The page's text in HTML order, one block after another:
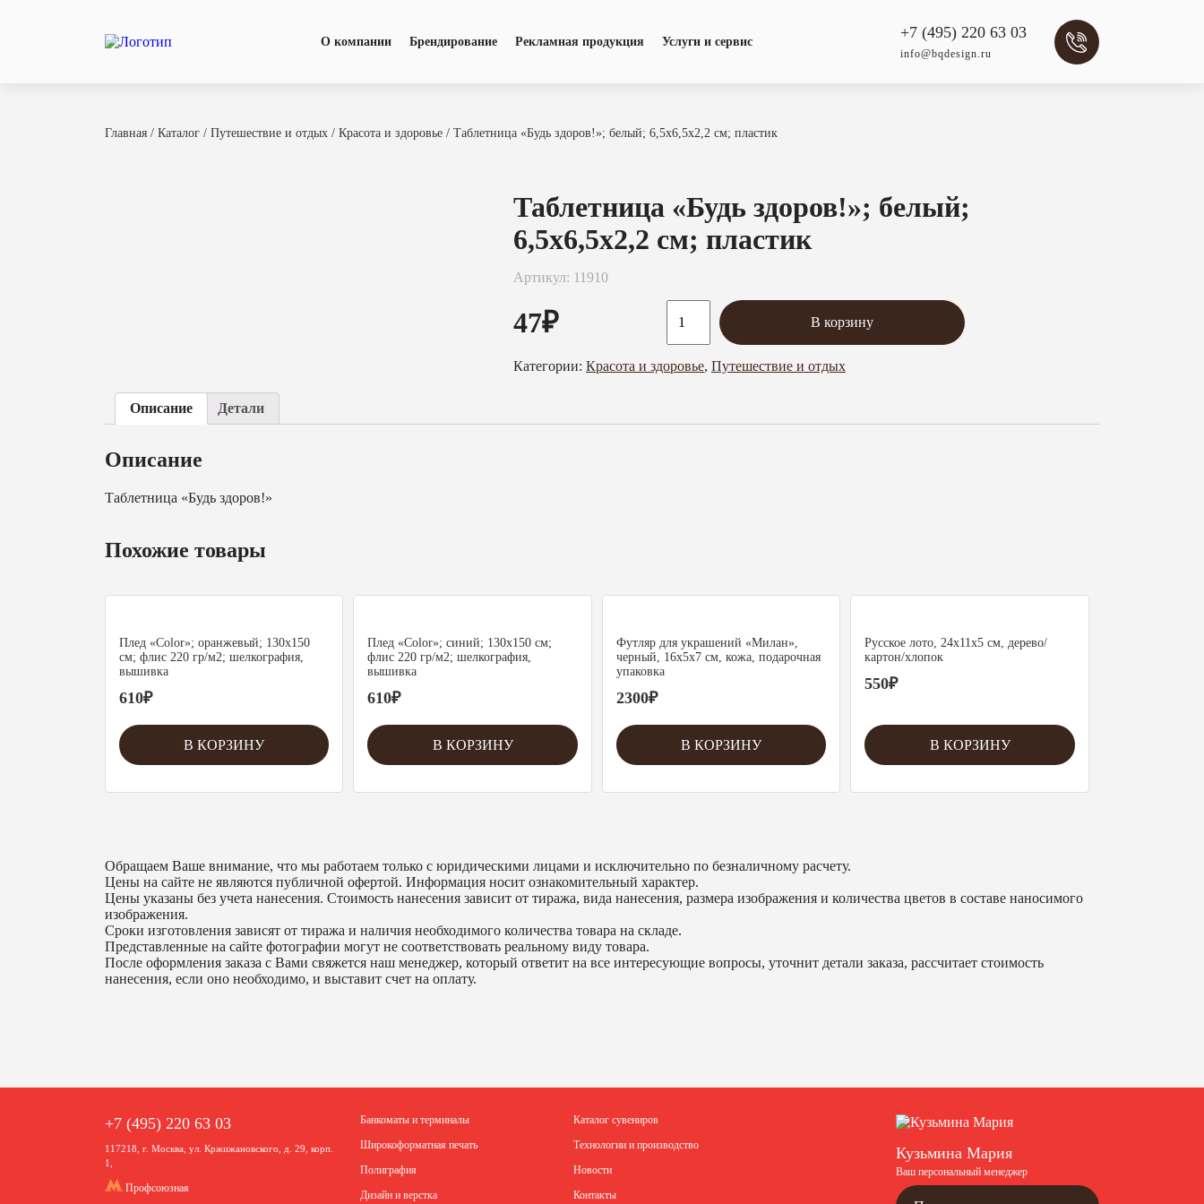
О компании Брендирование Рекламная продукция Услуги и сервис
+7 (495) 220 63 03
info@bqdesign.ru
Главная / Каталог / Путешествие и отдых / Красота и здоровье / Таблетница «Будь здоров!»; белый; 6,5х6,5х2,2 см; пластик
Таблетница «Будь здоров!»; белый;
6,5х6,5х2,2 см; пластик
Артикул: 11910
47₽ В корзину
Категории: Красота и здоровье, Путешествие и отдых
Описание Детали
Описание
Таблетница «Будь здоров!»
Похожие товары
Плед «Color»; оранжевый; 130х150
см; флис 220 гр/м2; шелкография,
вышивка
610₽
В КОРЗИНУ
Плед «Color»; синий; 130х150 см;
флис 220 гр/м2; шелкография,
вышивка
610₽
В КОРЗИНУ
Футляр для украшений «Милан»,
черный, 16х5х7 см, кожа, подарочная
упаковка
2300₽
В КОРЗИНУ
Русское лото, 24х11х5 см, дерево/
картон/хлопок
550₽
В КОРЗИНУ
Обращаем Ваше внимание, что мы работаем только с юридическими лицами и исключительно по безналичному расчету.
Цены на сайте не являются публичной офертой. Информация носит ознакомительный характер.
Цены указаны без учета нанесения. Стоимость нанесения зависит от тиража, вида нанесения, размера изображения и количества цветов в составе наносимого
изображения.
Сроки изготовления зависят от тиража и наличия необходимого количества товара на складе.
Представленные на сайте фотографии могут не соответствовать реальному виду товара.
После оформления заказа с Вами свяжется наш менеджер, который ответит на все интересующие вопросы, уточнит детали заказа, рассчитает стоимость
нанесения, если оно необходимо, и выставит счет на оплату.
+7 (495) 220 63 03
117218, г. Москва, ул. Кржижановского, д. 29, корп.
1,
Профсоюзная
Банкоматы и терминалы
Широкоформатная печать
Полиграфия
Дизайн и верстка
Каталог сувениров
Технологии и производство
Новости
Контакты
Кузьмина Мария
Ваш персональный менеджер